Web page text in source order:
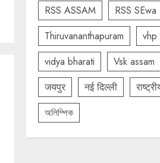
RSS ASSAM
RSS SEwa
Thiruvananthapuram
vhp
vidya bharati
Vsk assam
जयपुर
नई दिल्ली
অলিম্পিক